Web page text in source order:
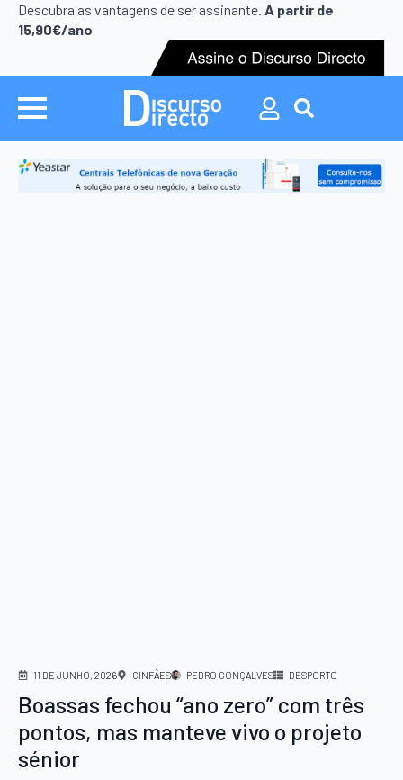
Descubra as vantagens de ser assinante. A partir de
15,90€/ano
Search
for:
Search
11 DE JUNHO, 2026 CINFÃES PEDRO GONÇALVES DESPORTO
Boassas fechou “ano zero” com três
pontos, mas manteve vivo o projeto
sénior